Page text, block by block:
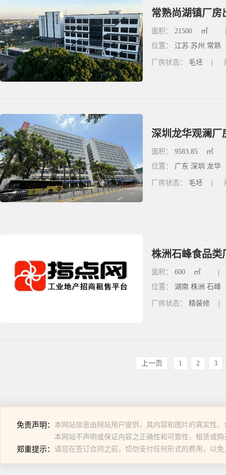
常熟尚湖镇厂房
面积： 21500 ㎡
位置： 江苏 苏州 常熟
厂房状态： 毛坯
深圳龙华观澜厂
面积： 9583.85
㎡
位置： 广东 深圳 龙华
厂房状态： 毛坯
株洲石峰食品类
面积： 600 ㎡
位置： 湖南 株洲 石峰
厂房状态： 精装修
上一页 1 2 3
免责声明： 本网站信息由网站用户提供，其内容和图片的真实性
本网站不声明或保证内容之正确性和可靠性，租赁或
郑重提示： 请您在签订合同之前，切勿支付任何形式的费用，以免